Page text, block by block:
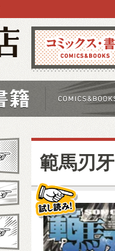
コミックス
範馬刃牙
試し読み！